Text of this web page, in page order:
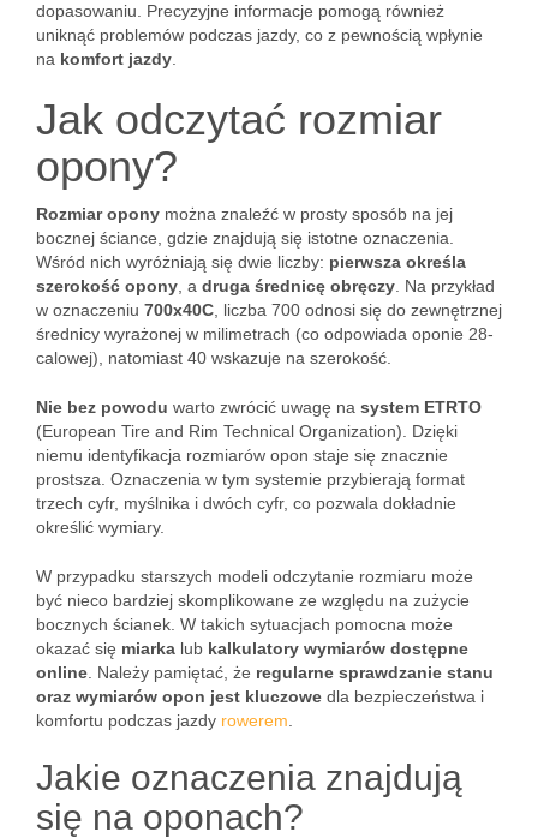
dopasowaniu. Precyzyjne informacje pomogą również
uniknąć problemów podczas jazdy, co z pewnością wpłynie
na komfort jazdy
Jak odczytać rozmiar
opony?
Rozmiar opony można znaleźć w prosty sposób na jej
bocznej ściance, gdzie znajdują się istotne oznaczenia.
Wśród nich wyróżniają się dwie liczby: pierwsza określa
szerokość opony , a druga średnicę obręczy . Na przykład
w oznaczeniu 700x40C , liczba 700 odnosi się do zewnętrznej
średnicy wyrażonej w milimetrach (co odpowiada oponie 28-
calowej), natomiast 40 wskazuje na szerokość.
Nie bez powodu warto zwrócić uwagę na system ETRTO
(European Tire and Rim Technical Organization). Dzięki
niemu identyfikacja rozmiarów opon staje się znacznie
prostsza. Oznaczenia w tym systemie przybierają format
trzech cyfr, myślnika i dwóch cyfr, co pozwala dokładnie
określić wymiary.
W przypadku starszych modeli odczytanie rozmiaru może
być nieco bardziej skomplikowane ze względu na zużycie
bocznych ścianek. W takich sytuacjach pomocna może
okazać się miarka lub kalkulatory wymiarów dostępne
online . Należy pamiętać, że regularne sprawdzanie stanu
oraz wymiarów opon jest kluczowe dla bezpieczeństwa i
komfortu podczas jazdy rowerem
Jakie oznaczenia znajdują
się na oponach?